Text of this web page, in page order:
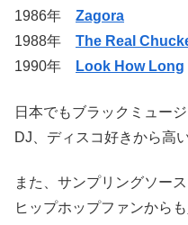
1986年 Zagora
1988年 The Real
1990年
Look How Long
日本でもブラックミュー
DJ、ディスコ好きから高
また、サンプリングソー
ヒップホップファンから